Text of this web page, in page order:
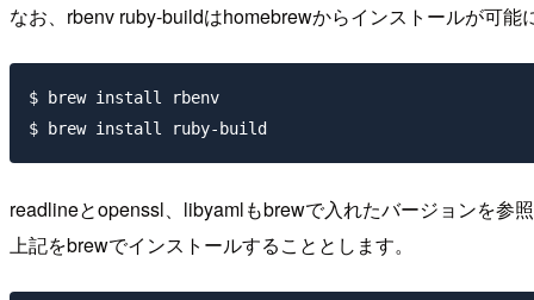
なお、rbenv ruby-buildはhomebrewからインストールが可能
$ brew install rbenv
readlineとopenssl、libyamlもbrewで入れたバージョンを参
上記をbrewでインストールすることとします。